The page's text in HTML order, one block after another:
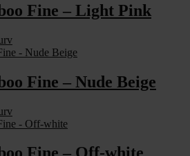
Fine – Light Pink
Fine – Nude Beige